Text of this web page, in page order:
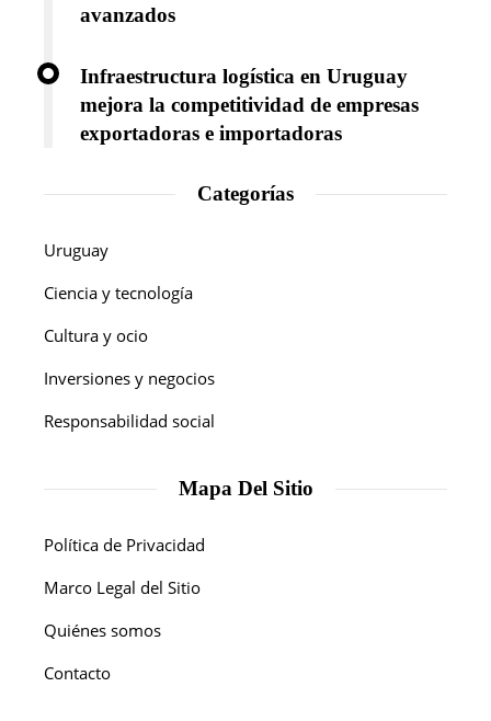
avanzados
Infraestructura logística en Uruguay
mejora la competitividad de empresas
exportadoras e importadoras
Categorías
Uruguay
Ciencia y tecnología
Cultura y ocio
Inversiones y negocios
Responsabilidad social
Mapa Del Sitio
Política de Privacidad
Marco Legal del Sitio
Quiénes somos
Contacto